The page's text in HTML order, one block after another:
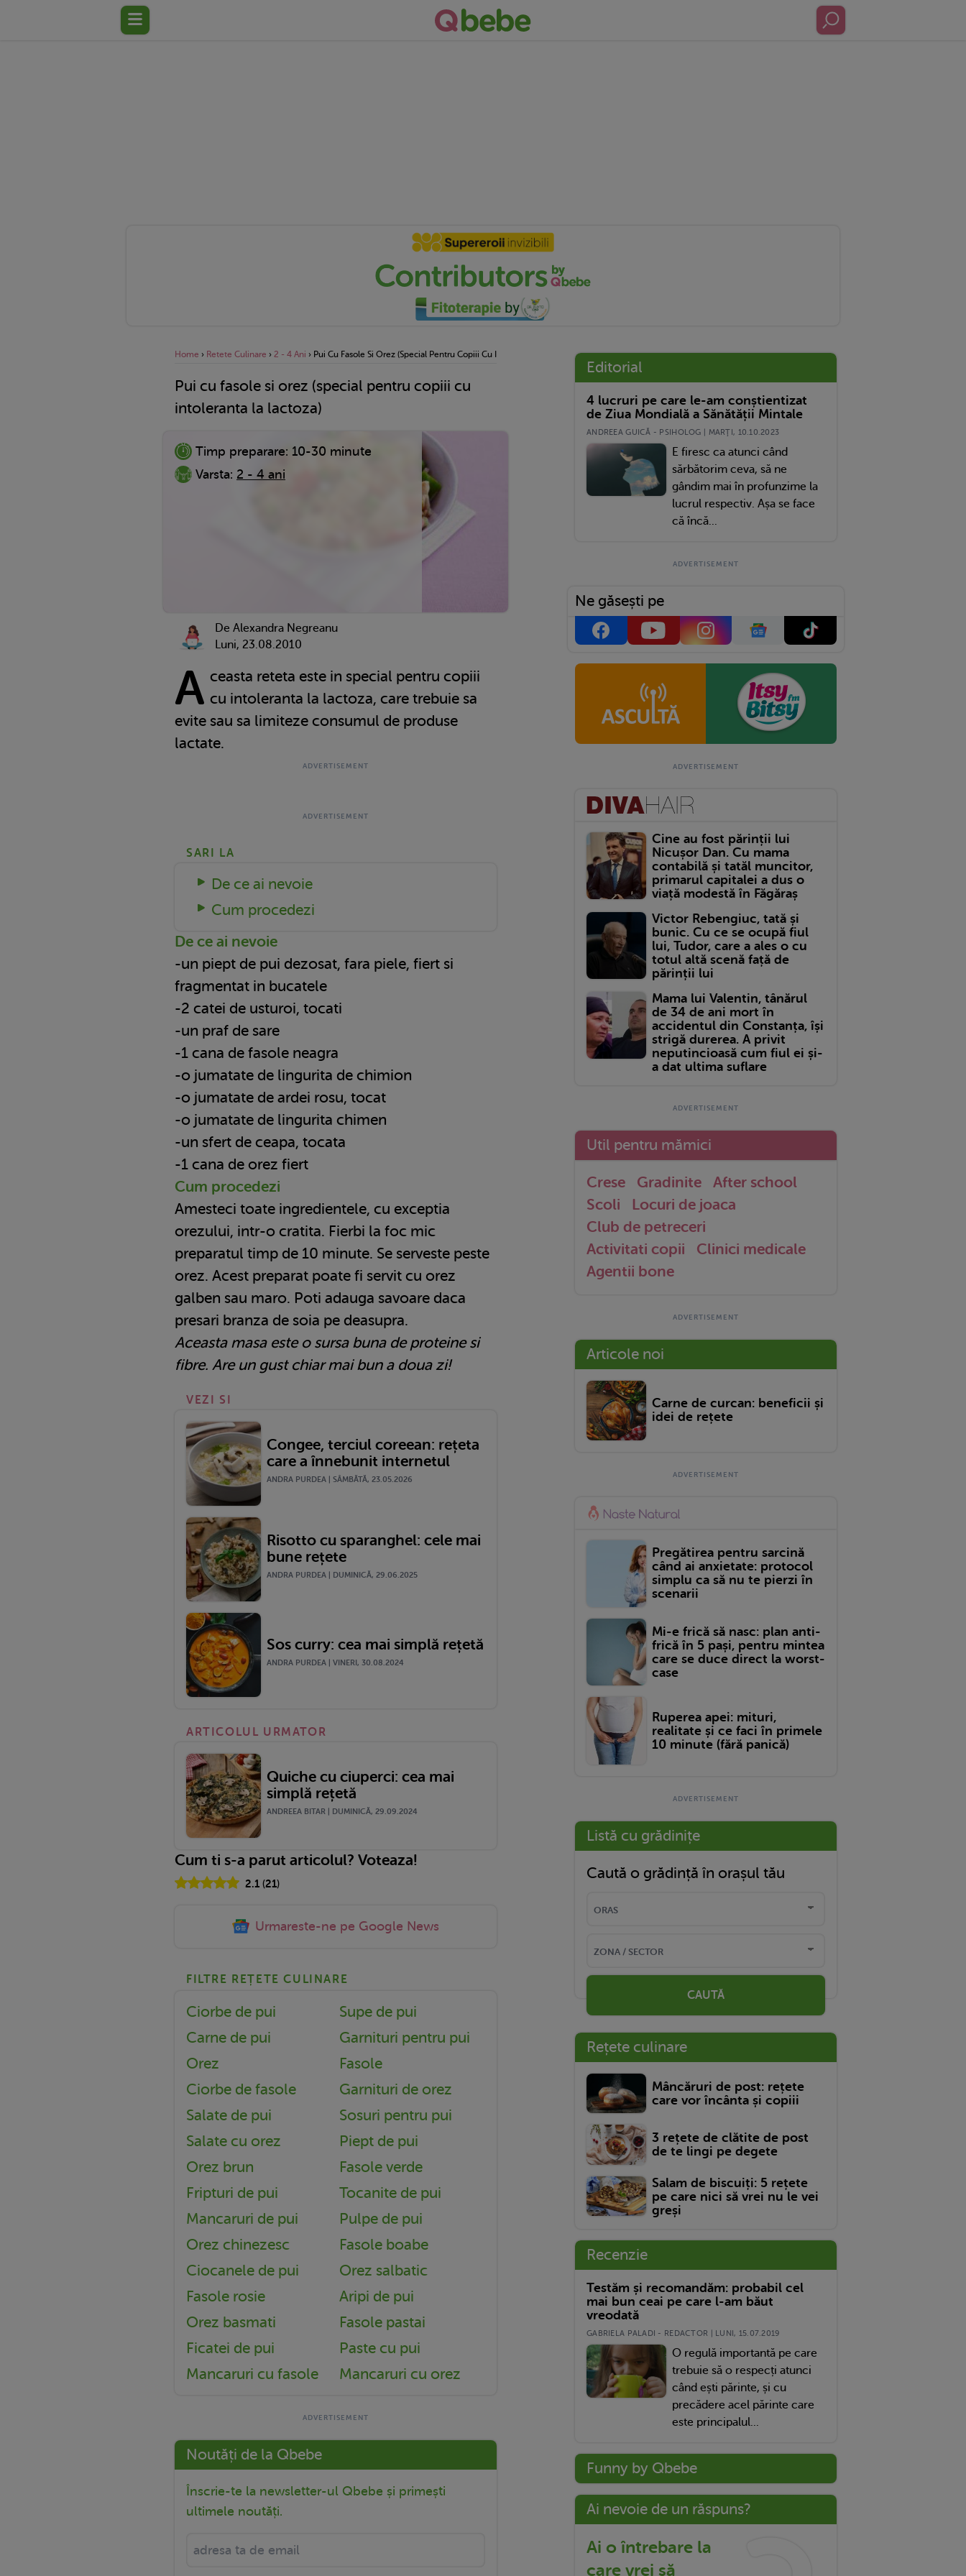
Home › Retete Culinare › 2 - 4 Ani › Pui Cu Fasole Si Orez (special Pentru Copiii Cu Intoleranta La Lactoza)
Pui cu fasole si orez (special pentru copiii cu
intoleranta la lactoza)
Timp preparare: 10-30 minute
Varsta: 2 - 4 ani
De Alexandra Negreanu
Luni, 23.08.2010
A ceasta reteta este in special pentru copiii
cu intoleranta la lactoza, care trebuie sa
evite sau sa limiteze consumul de produse
lactate.
SARI LA
De ce ai nevoie
Cum procedezi
De ce ai nevoie
-un piept de pui dezosat, fara piele, fiert si
fragmentat in bucatele
-2 catei de usturoi, tocati
-un praf de sare
-1 cana de fasole neagra
-o jumatate de lingurita de chimion
-o jumatate de ardei rosu, tocat
-o jumatate de lingurita chimen
-un sfert de ceapa, tocata
-1 cana de orez fiert
Cum procedezi
Amesteci toate ingredientele, cu exceptia
orezului, intr-o cratita. Fierbi la foc mic
preparatul timp de 10 minute. Se serveste peste
orez. Acest preparat poate fi servit cu orez
galben sau maro. Poti adauga savoare daca
presari branza de soia pe deasupra.
Aceasta masa este o sursa buna de proteine si
fibre. Are un gust chiar mai bun a doua zi!
VEZI SI
Congee, terciul coreean: rețeta
care a înnebunit internetul
ANDRA PURDEA | SÂMBĂTĂ, 23.05.2026
Risotto cu sparanghel: cele mai
bune rețete
ANDRA PURDEA | DUMINICĂ, 29.06.2025
Sos curry: cea mai simplă rețetă
ANDRA PURDEA | VINERI, 30.08.2024
ARTICOLUL URMATOR
Quiche cu ciuperci: cea mai
simplă rețetă
ANDREEA BITAR | DUMINICĂ, 29.09.2024
Cum ti s-a parut articolul? Voteaza!
2.1(21)
Urmareste-ne pe Google News
FILTRE REȚETE CULINARE
Ciorbe de pui
Supe de pui
Carne de pui
Garnituri pentru pui
Orez
Fasole
Ciorbe de fasole
Garnituri de orez
Salate de pui
Sosuri pentru pui
Salate cu orez
Piept de pui
Orez brun
Fasole verde
Fripturi de pui
Tocanite de pui
Mancaruri de pui
Pulpe de pui
Orez chinezesc
Fasole boabe
Ciocanele de pui
Orez salbatic
Fasole rosie
Aripi de pui
Orez basmati
Fasole pastai
Ficatei de pui
Paste cu pui
Mancaruri cu fasole
Mancaruri cu orez
Noutăți de la Qbebe
Înscrie-te la newsletter-ul Qbebe și primești
ultimele noutăți.
Editorial
4 lucruri pe care le-am conștientizat
de Ziua Mondială a Sănătății Mintale
ANDREEA GUICĂ - PSIHOLOG | MARŢI, 10.10.2023
E firesc ca atunci când
sărbătorim ceva, să ne
gândim mai în profunzime la
lucrul respectiv. Așa se face
că încă...
Ne găsești pe
Cine au fost părinții lui
Nicușor Dan. Cu mama
contabilă și tatăl muncitor,
primarul capitalei a dus o
viață modestă în Făgăraș
Victor Rebengiuc, tată și
bunic. Cu ce se ocupă fiul
lui, Tudor, care a ales o cu
totul altă scenă față de
părinții lui
Mama lui Valentin, tânărul
de 34 de ani mort în
accidentul din Constanța, își
strigă durerea. A privit
neputincioasă cum fiul ei și-
a dat ultima suflare
Util pentru mămici
Crese Gradinite
After school
Scoli
Locuri de joaca
Club de petreceri
Activitati copii
Clinici medicale
Agentii bone
Articole noi
Carne de curcan: beneficii și
idei de rețete
Pregătirea pentru sarcină
când ai anxietate: protocol
simplu ca să nu te pierzi în
scenarii
Mi-e frică să nasc: plan anti-
frică în 5 pași, pentru mintea
care se duce direct la worst-
case
Ruperea apei: mituri,
realitate și ce faci în primele
10 minute (fără panică)
Listă cu grădinițe
Caută o grădință în orașul tău
CAUTĂ
Rețete culinare
Mâncăruri de post: rețete
care vor încânta și copiii
3 rețete de clătite de post
de te lingi pe degete
Salam de biscuiți: 5 rețete
pe care nici să vrei nu le vei
greși
Recenzie
Testăm și recomandăm: probabil cel
mai bun ceai pe care l-am băut
vreodată
GABRIELA PALADI - REDACTOR | LUNI, 15.07.2019
O regulă importantă pe care
trebuie să o respecți atunci
când ești părinte, și cu
precădere acel părinte care
este principalul...
Funny by Qbebe
Ai nevoie de un răspuns?
Ai o întrebare la
care vrei să